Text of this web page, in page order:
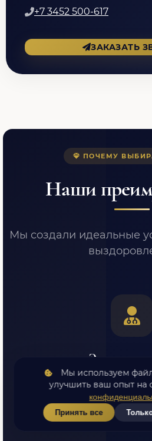
+7 3452 500-617
ЗАКАЗАТЬ
ПОЧЕМУ
Наши
Мы создали идеальные
Экспертные
Высшая категория, стаж
повышение
Мы используем
улучшить ваш опыт на
Принять все